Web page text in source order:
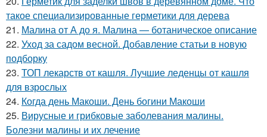
такое специализированные герметики для дерева
21. Малина от А до я. Малина — ботаническое описание
22. Уход за садом весной. Добавление статьи в новую
подборку
23. ТОП лекарств от кашля. Лучшие леденцы от кашля
для взрослых
24. Когда день Макоши. День богини Макоши
25. Вирусные и грибковые заболевания малины.
Болезни малины и их лечение